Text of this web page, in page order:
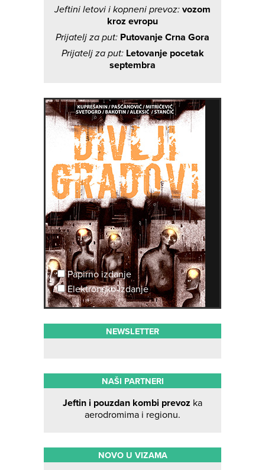
Jeftini letovi i kopneni prevoz: vozom
kroz evropu
Prijatelj za put: Putovanje Crna Gora
Prijatelj za put: Letovanje pocetak
septembra
Papirno izdanje
Elektronsko izdanje
NEWSLETTER
NAŠI PARTNERI
Jeftin i pouzdan kombi prevoz ka
aerodromima i regionu.
NOVO U VIZAMA